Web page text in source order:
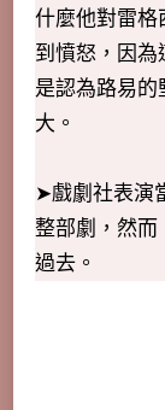
什麼他對雷
到憤怒，因
是認為路易的
大。
➤戲劇社表演
整部劇，然而
過去。